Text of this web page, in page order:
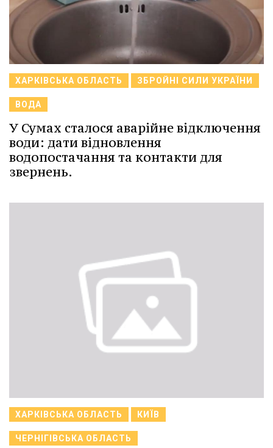
ХАРКІВСЬКА ОБЛАСТЬ ЗБРОЙНІ СИЛИ УКРАЇНИ
ВОДА
У Сумах сталося аварійне відключення
води: дати відновлення
водопостачання та контакти для
звернень.
ХАРКІВСЬКА ОБЛАСТЬ КИЇВ
ЧЕРНІГІВСЬКА ОБЛАСТЬ